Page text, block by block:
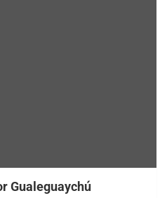
Gualeguaychú